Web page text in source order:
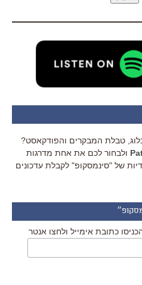
טבלת המבקרים והפודקאסט?
ולבחור לכם את אחת מדרגות
של "סינמסקופ" לקבלת עדכונים
כתובת אימייל ולחצו אנטר